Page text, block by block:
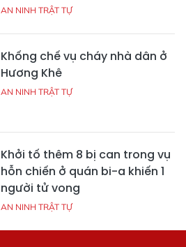
AN NINH TRẬT TỰ
Khống chế vụ cháy nhà dân ở
Hương Khê
AN NINH TRẬT TỰ
Khởi tố thêm 8 bị can trong vụ
hỗn chiến ở quán bi-a khiến 1
người tử vong
AN NINH TRẬT TỰ